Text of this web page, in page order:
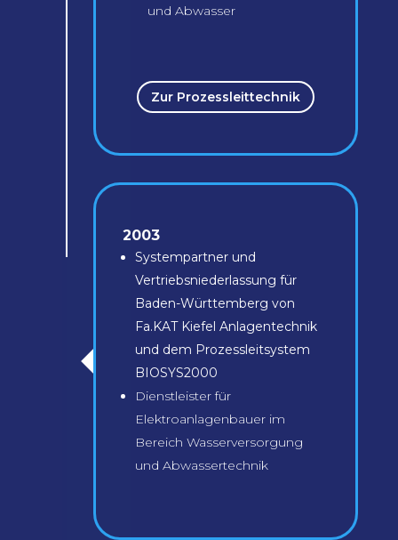
und Abwasser
Zur Prozessleittechnik
2003
Systempartner und
Vertriebsniederlassung für
Baden-Württemberg von
Fa.KAT Kiefel Anlagentechnik
und dem Prozessleitsystem
BIOSYS2000
Dienstleister für
Elektroanlagenbauer im
Bereich Wasserversorgung
und Abwassertechnik